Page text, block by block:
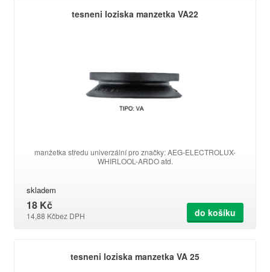
tesneni loziska manzetka VA22
manžetka středu univerzální pro značky: AEG-ELECTROLUX-
WHIRLOOL-ARDO atd.
skladem
18 Kč
14,88 Kčbez DPH do košíku
tesneni loziska manzetka VA 25